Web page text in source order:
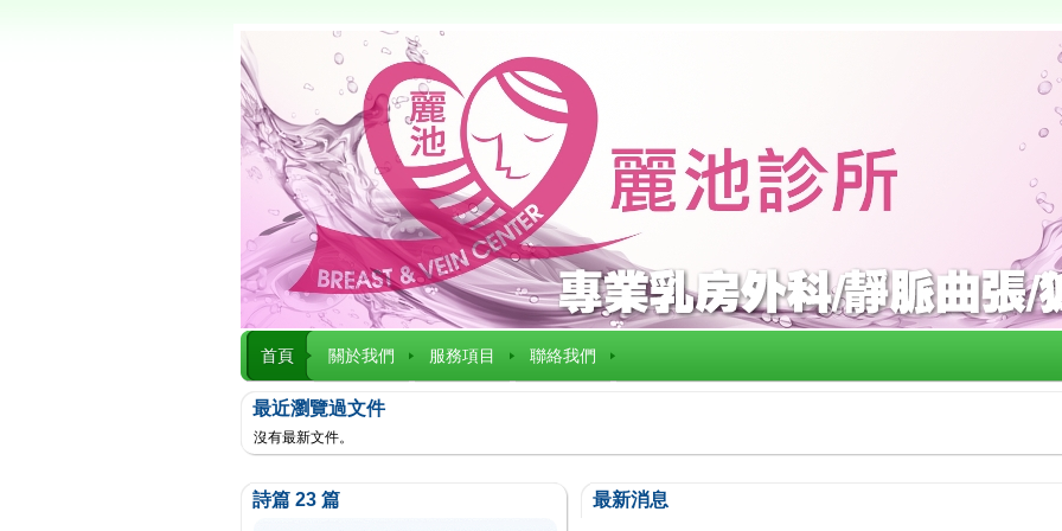
首頁 關於我們 服務項目 聯絡我們
最近瀏覽過文件
沒有最新文件。
詩篇 23 篇 最新消息